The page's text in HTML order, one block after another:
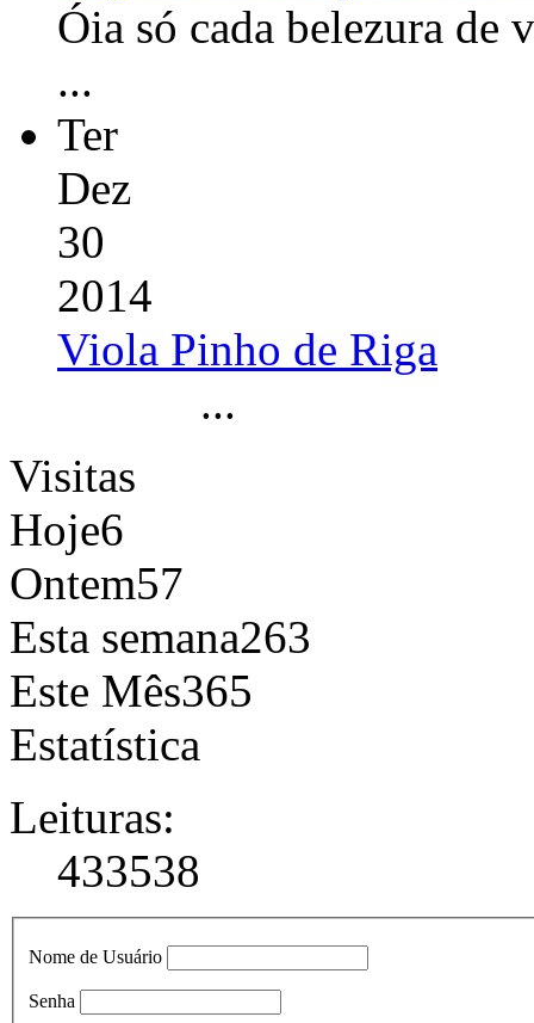
Óia só cada belezura de
...
Ter
Dez
30
2014
Viola Pinho de Riga
...
Visitas
Hoje6
Ontem57
Esta semana263
Este Mês365
Estatística
Leituras:
433538
Nome de Usuário
Senha